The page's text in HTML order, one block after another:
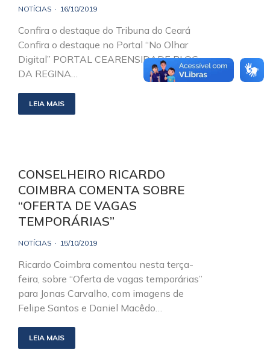
NOTÍCIAS 16/10/2019
Confira o destaque do Tribuna do Ceará
Confira o destaque no Portal “No Olhar
Digital” PORTAL CEARENSIDADE BLOG
DA REGINA…
LEIA MAIS
CONSELHEIRO RICARDO
COIMBRA COMENTA SOBRE
“OFERTA DE VAGAS
TEMPORÁRIAS”
NOTÍCIAS 15/10/2019
Ricardo Coimbra comentou nesta terça-
feira, sobre “Oferta de vagas temporárias”
para Jonas Carvalho, com imagens de
Felipe Santos e Daniel Macêdo…
LEIA MAIS